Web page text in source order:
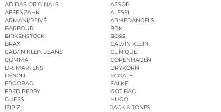
ADIDAS ORIGINALS
AESOP
AFFENZAHN
ALESSI
ARMANI/PRIVÉ
ARMEDANGELS
BARBOUR
BDK
BIRKENSTOCK
BOSS
BRAX
CALVIN KLEIN
CALVIN KLEIN JEANS
CLINIQUE
COMMA
COPENHAGEN
DR. MARTENS
DRYKORN
DYSON
ECOALF
ERGOBAG
FALKE
FRED PERRY
GOT BAG
GUESS
HUGO
IZIPIZI
JACK & JONES